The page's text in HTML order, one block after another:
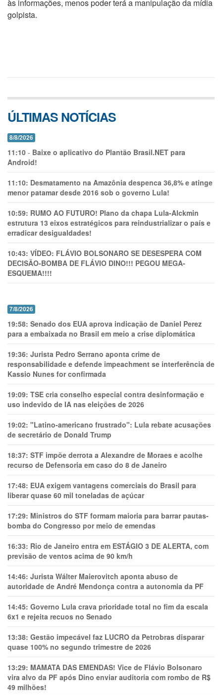
às informações, menos poder terá a manipulação da mídia
golpista.
ÚLTIMAS NOTÍCIAS
8/8/2026
11:10 - Baixe o aplicativo do Plantão Brasil.NET para
Android!
11:10: Desmatamento na Amazônia despenca 36,8% e atinge
menor patamar desde 2016 sob o governo Lula!
10:59: RUMO AO FUTURO! Plano da chapa Lula-Alckmin
estrutura 13 eixos estratégicos para reindustrializar o país e
erradicar desigualdades!
10:43: VÍDEO: FLÁVIO BOLSONARO SE DESESPERA COM
DECISÃO-BOMBA DE FLÁVIO DINO!!! PEGOU MEGA-
ESQUEMA!!!!
7/8/2026
19:58: Senado dos EUA aprova indicação de Daniel Perez
para a embaixada no Brasil em meio a crise diplomática
19:36: Jurista Pedro Serrano aponta crime de
responsabilidade e defende impeachment se interferência de
Kassio Nunes for confirmada
19:09: TSE cria conselho especial contra desinformação e
uso indevido de IA nas eleições de 2026
19:02: "Latino-americano frustrado": Lula rebate acusações
de secretário de Donald Trump
18:37: STF impõe derrota a Alexandre de Moraes e acolhe
recurso de Defensoria em caso do 8 de Janeiro
17:48: EUA exigem vantagens comerciais do Brasil para
liberar quase 60 mil toneladas de açúcar
17:29: Ministros do STF formam maioria para barrar pautas-
bomba do Congresso por meio de emendas
16:33: Rio de Janeiro entra em ESTÁGIO 3 DE ALERTA, com
previsão de ventos acima de 90 km/h
14:46: Jurista Wálter Maierovitch aponta abuso de
autoridade de André Mendonça contra a autonomia da PF
14:45: Governo Lula crava prioridade total no fim da escala
6x1 e rejeita recuos no Senado
13:38: Gestão impecável faz LUCRO da Petrobras disparar
quase 100% no segundo trimestre de 2026
13:29: MAMATA DAS EMENDAS! Vice de Flávio Bolsonaro
vira alvo da PF após Dino enviar auditoria com rombo de R$
49 milhões!